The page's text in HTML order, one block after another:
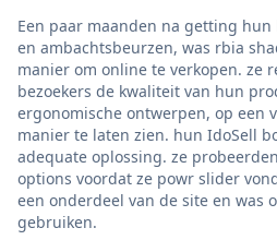
Een paar maanden na getting
en ambachtsbeurzen, was rbia
manier om online te verkopen. ze
bezoekers de kwaliteit van hun
ergonomische ontwerpen, op een
manier te laten zien. hun IdoSell
adequate oplossing. ze
options voordat ze powr slider
een onderdeel van de site en was
gebruiken.